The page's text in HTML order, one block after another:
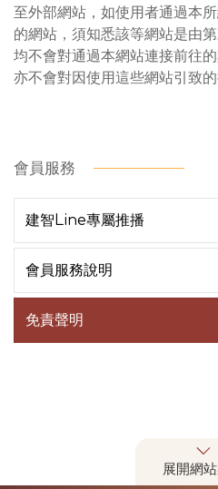
至外部網站，如使用者通過本
的網站，須知悉該等網站是由
均不會對通過本網站連接前往
亦不會對因使用這些網站引致
會員服務
建智Line專屬推播
會員服務說明
免責聲明
展開網